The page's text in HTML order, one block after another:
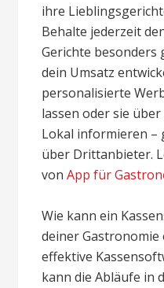
ihre
Behalte jederzeit
Gerichte besonders
dein Umsatz
personalisierte
lassen oder sie
Lokal informieren –
über Drittanbieter.
vonApp für
Wie kann ein
deiner Gastronomie
effektive
kann die Abläufe in